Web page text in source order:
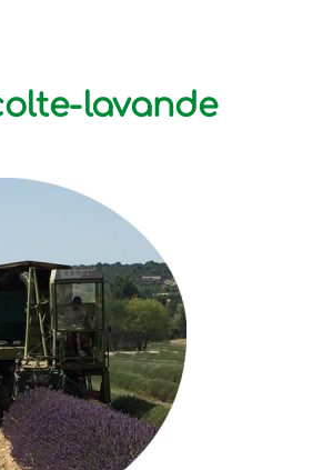
lavande